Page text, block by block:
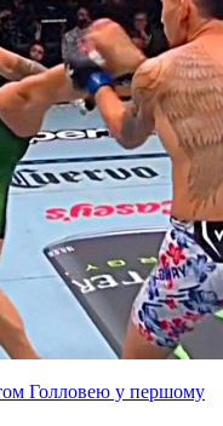
Голловею у першому